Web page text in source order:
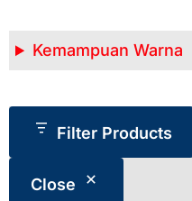
Kemampuan Warna
Filter Products
Close